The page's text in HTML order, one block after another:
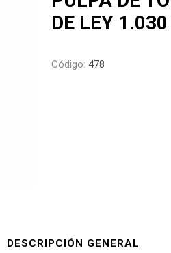
DE LEY
Código: 478
DESCRIPCIÓN GENERAL